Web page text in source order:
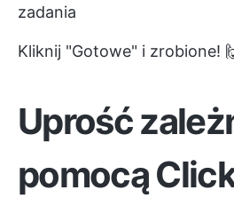
zadania
Kliknij "Gotowe" i zrobione!
Uprość
pomocą